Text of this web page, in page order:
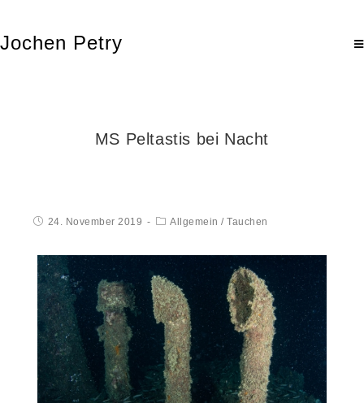
Jochen Petry
MS Peltastis bei Nacht
24. November 2019 Allgemein /Tauchen